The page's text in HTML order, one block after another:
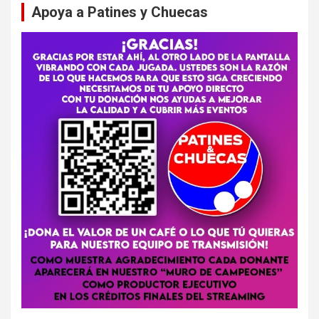
Apoya a Patines y Chuecas